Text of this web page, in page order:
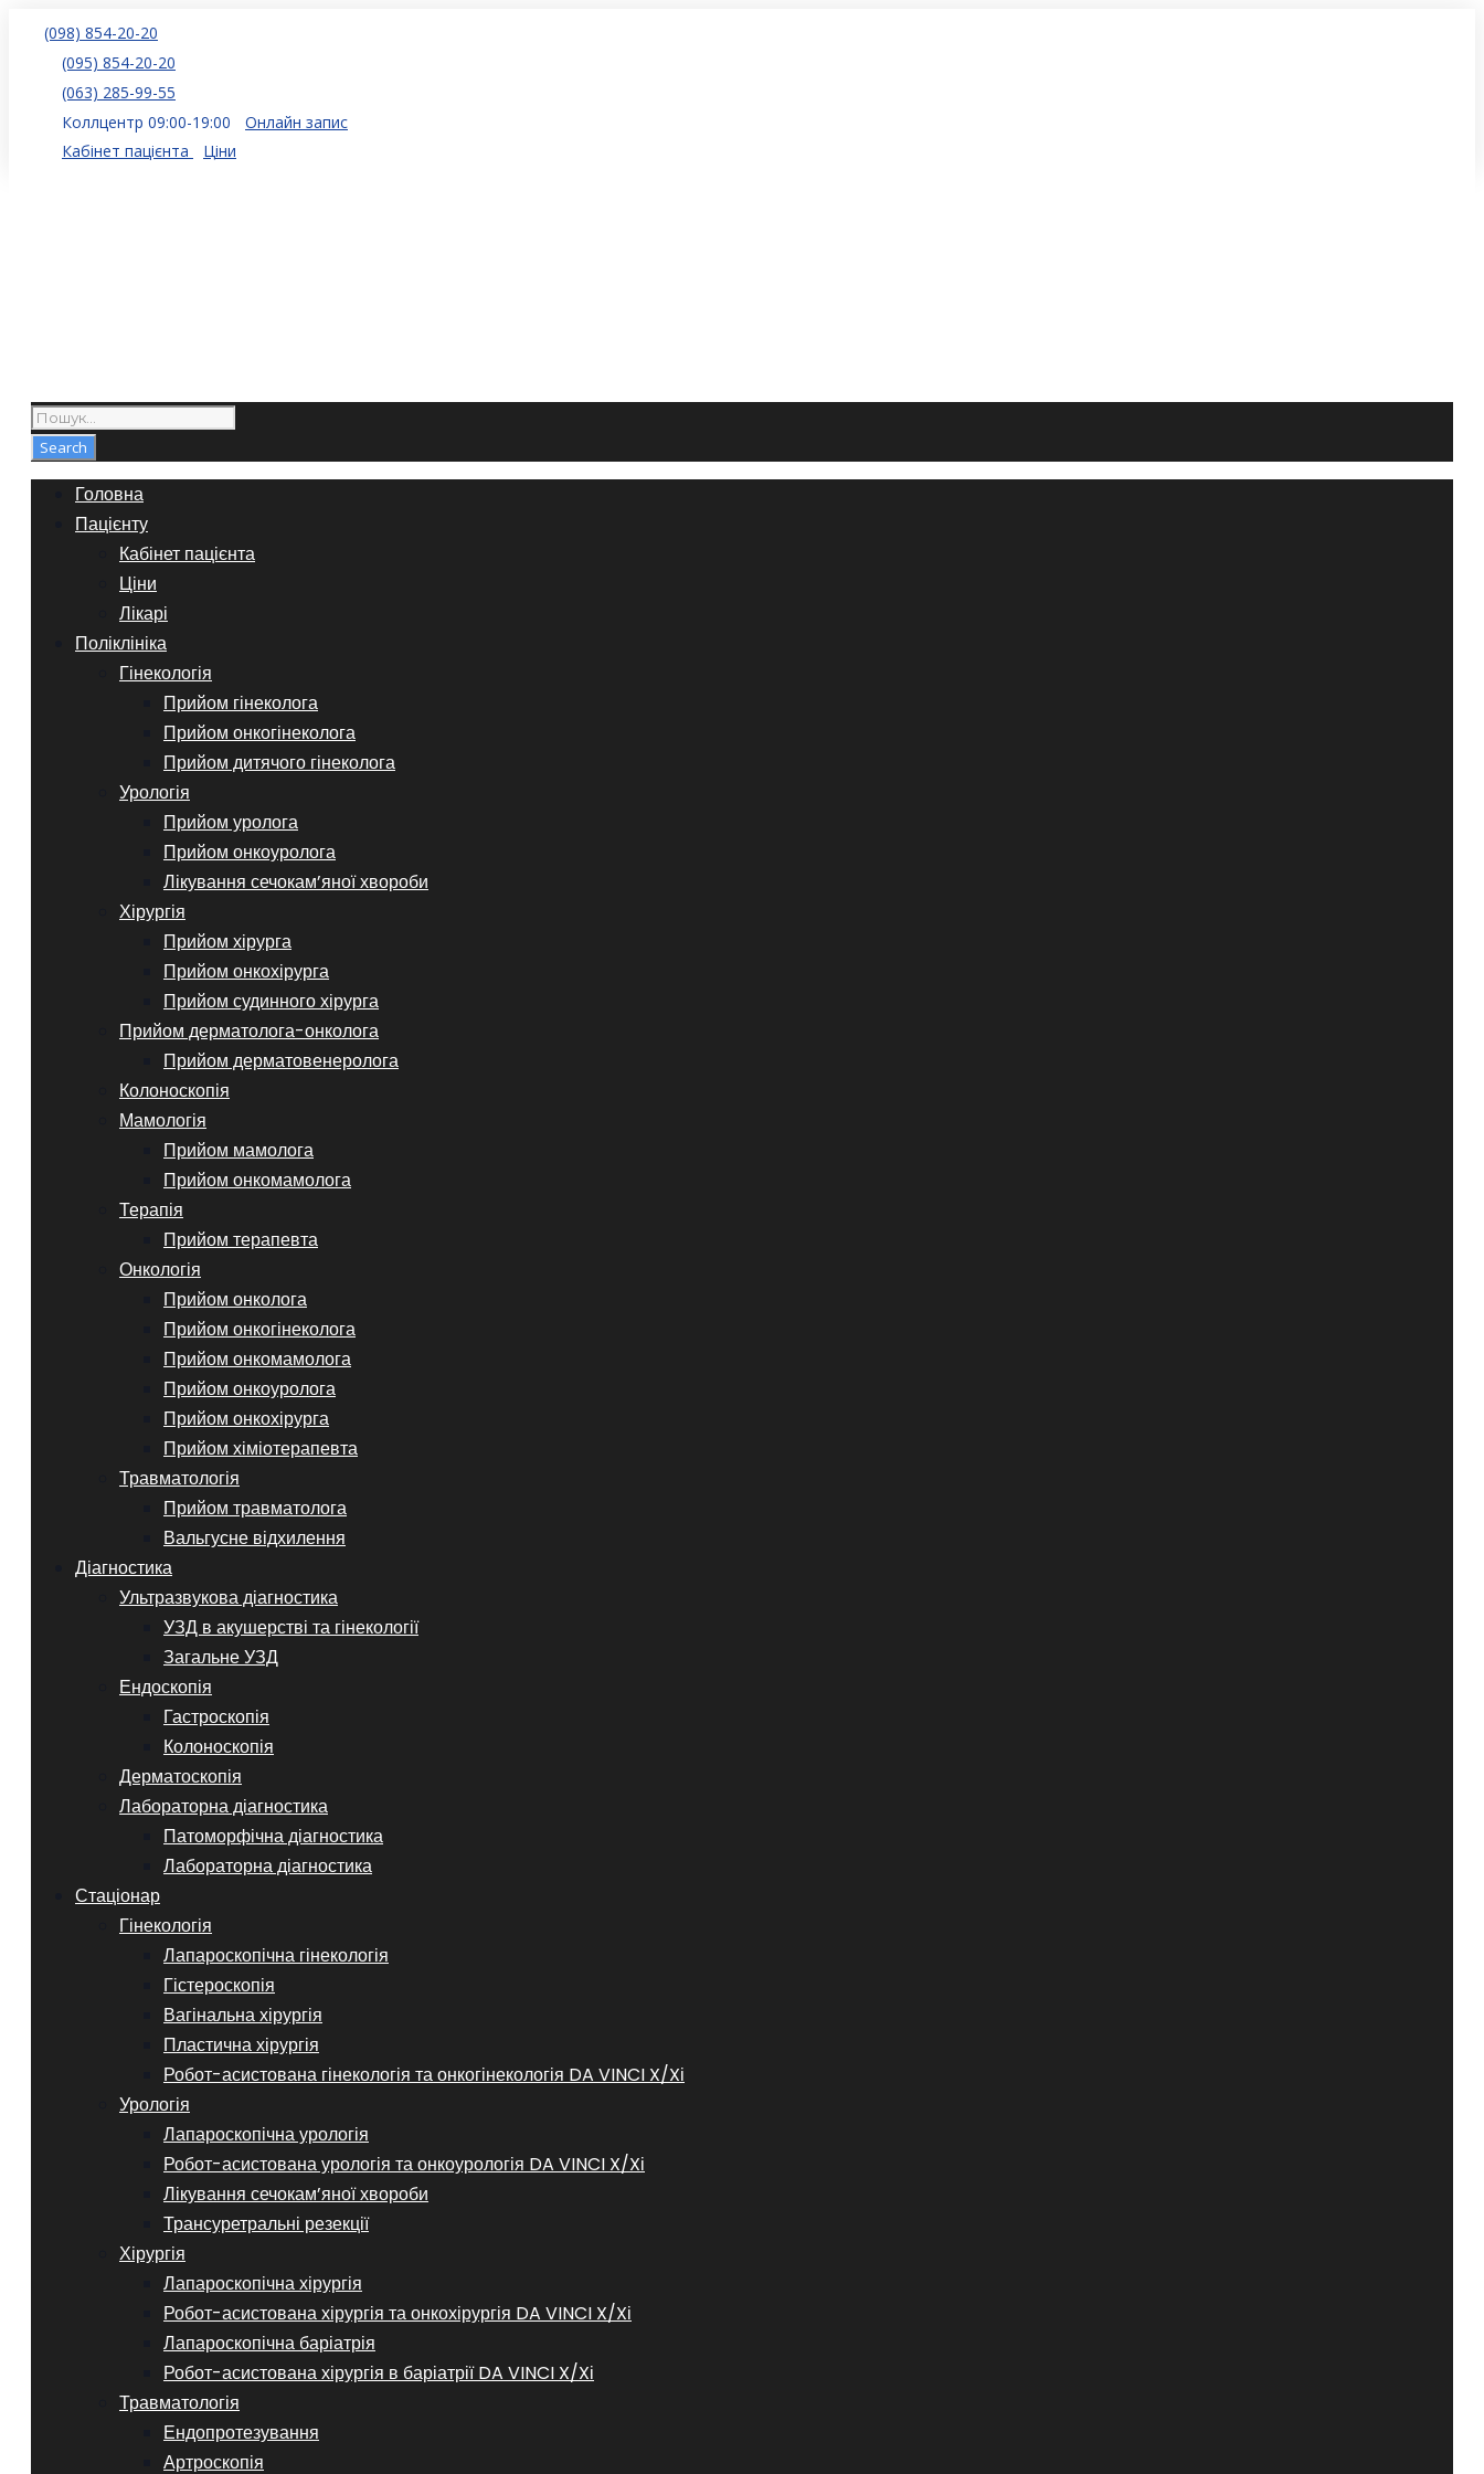
(098) 854-20-20
(095) 854-20-20
(063) 285-99-55
Коллцентр 09:00-19:00
Онлайн запис
Кабінет пацієнта
Ціни
Головна
Пацієнту
Кабінет пацієнта
Ціни
Лікарі
Поліклініка
Гінекологія
Прийом гінеколога
Прийом онкогінеколога
Прийом дитячого гінеколога
Урологія
Прийом уролога
Прийом онкоуролога
Лікування сечокам’яної хвороби
Хірургія
Прийом хірурга
Прийом онкохірурга
Прийом судинного хірурга
Прийом дерматолога-онколога
Прийом дерматовенеролога
Колоноскопія
Мамологія
Прийом мамолога
Прийом онкомамолога
Терапія
Прийом терапевта
Онкологія
Прийом онколога
Прийом онкогінеколога
Прийом онкомамолога
Прийом онкоуролога
Прийом онкохірурга
Прийом хіміотерапевта
Травматологія
Прийом травматолога
Вальгусне відхилення
Діагностика
Ультразвукова діагностика
УЗД в акушерстві та гінекології
Загальне УЗД
Ендоскопія
Гастроскопія
Колоноскопія
Дерматоскопія
Лабораторна діагностика
Патоморфічна діагностика
Лабораторна діагностика
Стаціонар
Гінекологія
Лапароскопічна гінекологія
Гістероскопія
Вагінальна хірургія
Пластична хірургія
Робот-асистована гінекологія та онкогінекологія DA VINCI X/Xі
Урологія
Лапароскопічна урологія
Робот-асистована урологія та онкоурологія DA VINCI X/Xі
Лікування сечокам’яної хвороби
Трансуретральні резекції
Хірургія
Лапароскопічна хірургія
Робот-асистована хірургія та онкохірургія DA VINCI X/Xі
Лапароскопічна баріатрія
Робот-асистована хірургія в баріатрії DA VINCI X/Xі
Травматологія
Ендопротезування
Артроскопія